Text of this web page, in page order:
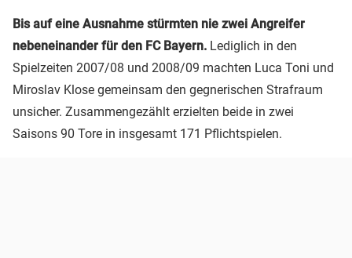
Bis auf eine Ausnahme stürmten nie zwei Angreifer
nebeneinander für den FC Bayern. Lediglich in den
Spielzeiten 2007/08 und 2008/09 machten Luca Toni und
Miroslav Klose gemeinsam den gegnerischen Strafraum
unsicher. Zusammengezählt erzielten beide in zwei
Saisons 90 Tore in insgesamt 171 Pflichtspielen.